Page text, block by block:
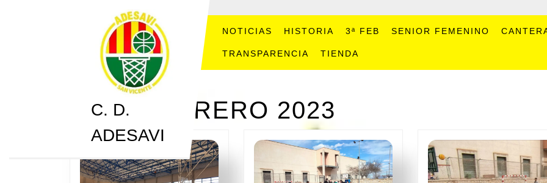
C. D.
ADESAVI
NOTICIAS HISTORIA 3ª FEB SENIOR FEMENINO
TRANSPARENCIA TIENDA
MES: FEBRERO 2023